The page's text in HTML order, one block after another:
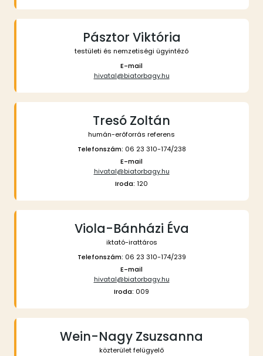
Pásztor Viktória
testületi és nemzetiségi ügyintéző
E-mail
hivatal@biatorbagy.hu
Tresó Zoltán
humán-erőforrás referens
Telefonszám: 06 23 310-174/238
E-mail
hivatal@biatorbagy.hu
Iroda: 120
Viola-Bánházi Éva
iktató-irattáros
Telefonszám: 06 23 310-174/239
E-mail
hivatal@biatorbagy.hu
Iroda: 009
Wein-Nagy Zsuzsanna
közterület felügyelő